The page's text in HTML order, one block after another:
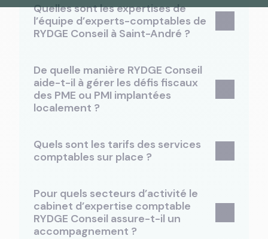
Quelles sont les expertises de
l’équipe d’experts-comptables de
RYDGE Conseil à Saint-André ?
De quelle manière RYDGE Conseil
aide-t-il à gérer les défis fiscaux
des PME ou PMI implantées
localement ?
Quels sont les tarifs des services
comptables sur place ?
Pour quels secteurs d’activité le
cabinet d’expertise comptable
RYDGE Conseil assure-t-il un
accompagnement ?